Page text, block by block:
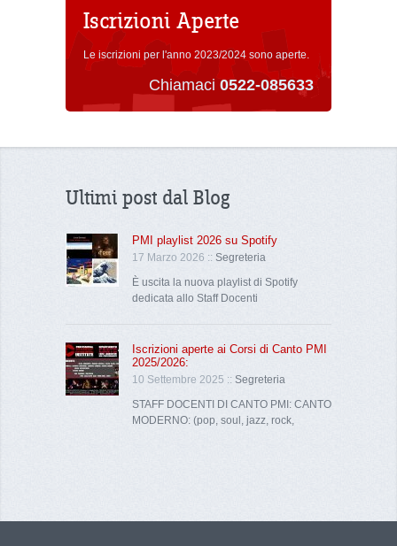
Iscrizioni Aperte
Le iscrizioni per l'anno 2023/2024 sono aperte.
Chiamaci 0522-085633
Ultimi post dal Blog
PMI playlist 2026 su Spotify
17 Marzo 2026 :: Segreteria
È uscita la nuova playlist di Spotify
dedicata allo Staff Docenti
Iscrizioni aperte ai Corsi di Canto PMI
2025/2026:
10 Settembre 2025 :: Segreteria
STAFF DOCENTI DI CANTO PMI: CANTO
MODERNO: (pop, soul, jazz, rock,